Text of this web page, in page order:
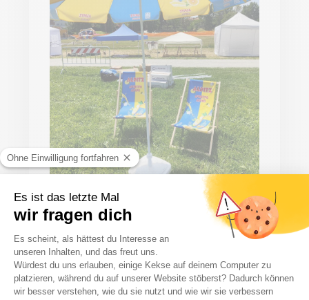
Flexibel einsetzbar bei jeder
Gelegenheit
Ein Sonnenschirm mit Logo sorgt für hohe